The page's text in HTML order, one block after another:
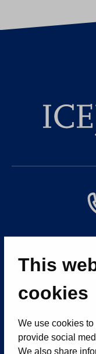
This
cookies
We use cookies
provide social
We also share
©